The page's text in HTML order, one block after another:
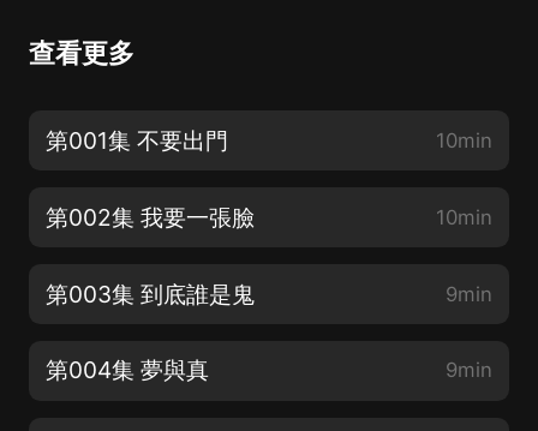
查看更多
第001集 不要出門 10min
第002集 我要一張臉 10min
第003集 到底誰是鬼 9min
第004集 夢與真 9min